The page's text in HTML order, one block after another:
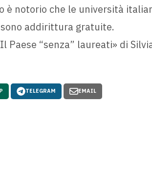
è notorio che le università
sono addirittura gratuite.
Paese “senza” laureati» di
TELEGRAM EMAIL